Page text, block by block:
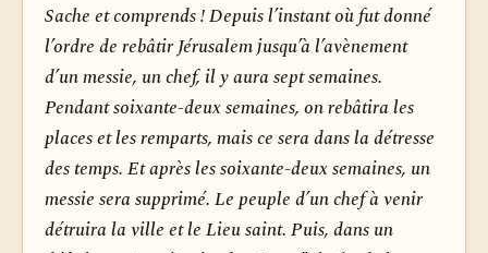
Sache et comprends ! Depuis l’instant où fut donné
l’ordre de rebâtir Jérusalem jusqu’à l’avènement
d’un messie, un chef, il y aura sept semaines.
Pendant soixante-deux semaines, on rebâtira les
places et les remparts, mais ce sera dans la détresse
des temps. Et après les soixante-deux semaines, un
messie sera supprimé. Le peuple d’un chef à venir
détruira la ville et le Lieu saint. Puis, dans un